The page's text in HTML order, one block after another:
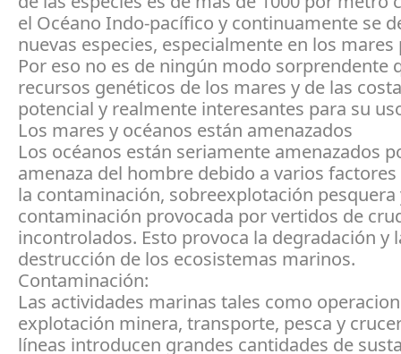
el Océano Indo-pacífico y continuamente se
nuevas especies, especialmente en los
Por eso no es de ningún modo sorprendente
recursos genéticos de los mares y de las
potencial y realmente interesantes para su
Los mares y océanos están amenazados
Los océanos están seriamente amenazados
amenaza del hombre debido a varios
la contaminación, sobreexplotación pesquera
contaminación provocada por vertidos de
incontrolados. Esto provoca la degradación y
destrucción de los ecosistemas marinos.
Contaminación:
Las actividades marinas tales como
explotación minera, transporte, pesca y
líneas introducen grandes cantidades de